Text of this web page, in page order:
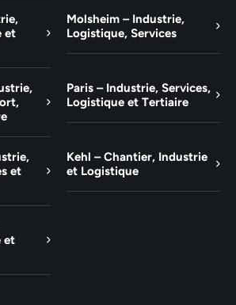
et
Molsheim – Industrie,
Logistique, Services
Paris – Industrie, Services,
Logistique et Tertiaire
et
Kehl – Chantier, Industrie
et Logistique
et